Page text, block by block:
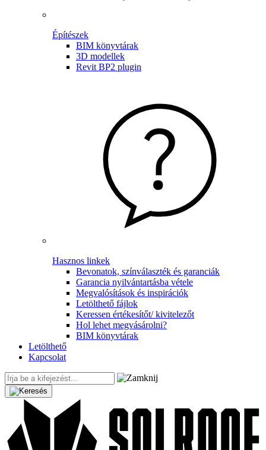
Építészek
BIM könyvtárak
3D modellek
Revit BP2 plugin
Hasznos linkek
Bevonatok, színválaszték és garanciák
Garancia nyilvántartásba vétele
Megvalósítások és inspirációk
Letölthető fájlok
Keressen értékesítőt/ kivitelezőt
Hol lehet megvásárolni?
BIM könyvtárak
Letölthető
Kapcsolat